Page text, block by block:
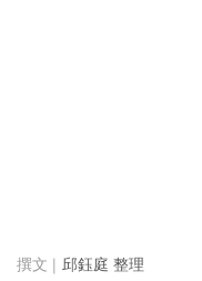
邱鈺庭 整理